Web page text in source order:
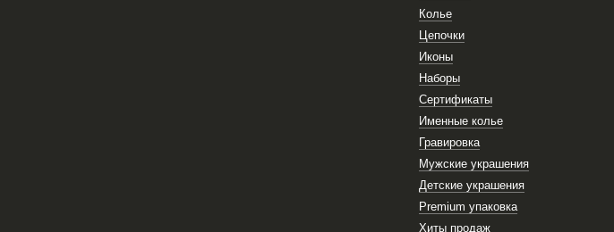
Колье
Цепочки
Иконы
Наборы
Сертификаты
Именные колье
Гравировка
Мужские украшения
Детские украшения
Premium упаковка
Хиты продаж